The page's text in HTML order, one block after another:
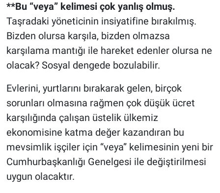
**Bu “veya” kelimesi çok yanlış olmuş.
Taşradaki yöneticinin insiyatifine bırakılmış.
Bizden olursa karşıla, bizden olmazsa
karşılama mantığı ile hareket edenler olursa ne
olacak? Sosyal dengede bozulabilir.
Evlerini, yurtlarını bırakarak gelen, birçok
sorunları olmasına rağmen çok düşük ücret
karşılığında çalışan üstelik ülkemiz
ekonomisine katma değer kazandıran bu
mevsimlik işçiler için “veya” kelimesinin yeni bir
Cumhurbaşkanlığı Genelgesi ile değiştirilmesi
uygun olacaktır.